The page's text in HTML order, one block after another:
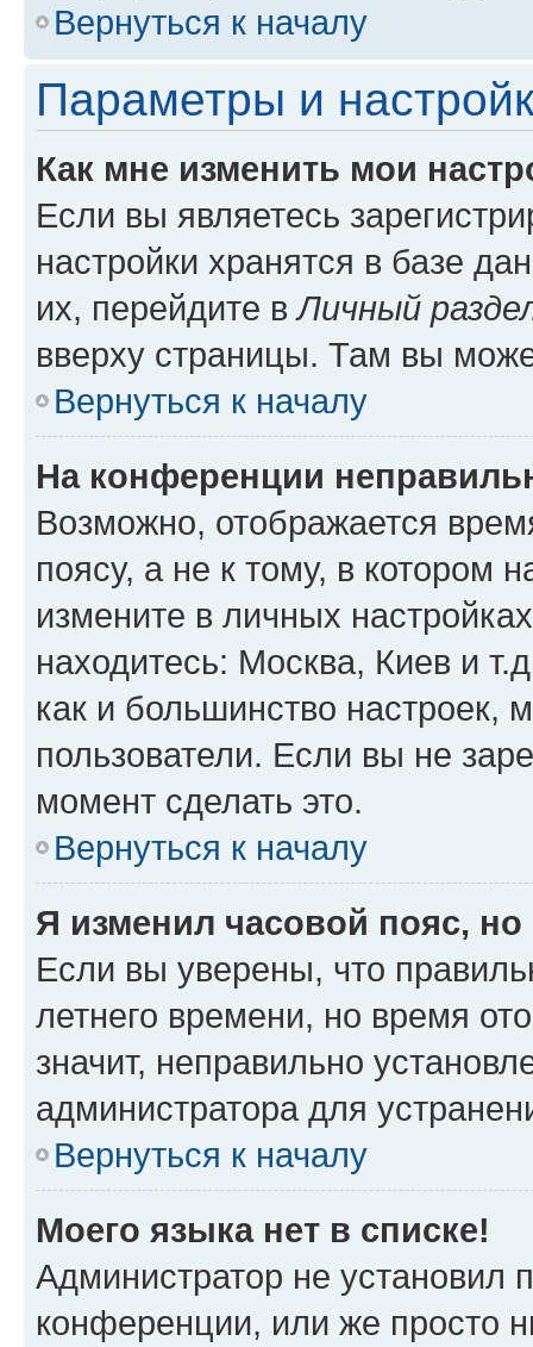
Вернуться к началу
Параметры и
Как мне изменить мои
Если вы являетесь
настройки хранятся в базе
их, перейдите вЛичный
вверху страницы. Там вы
Вернуться к началу
На конференции
Возможно, отображается
поясу, а не к тому, в котором
измените в личных
находитесь: Москва, Киев и
как и большинство настроек,
пользователи. Если вы не
момент сделать это.
Вернуться к началу
Я изменил часовой пояс,
Если вы уверены, что
летнего времени, но время
значит, неправильно
администратора для
Вернуться к началу
Моего языка нет в списке!
Администратор не установил
конференции, или же просто